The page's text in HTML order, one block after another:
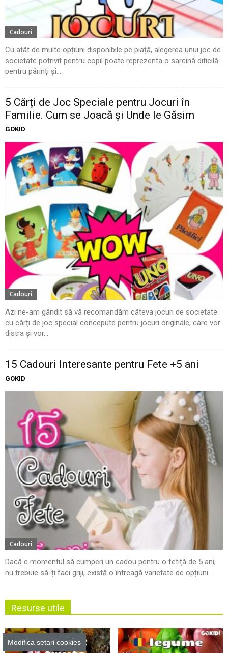
Cadouri
Cu atât de multe opțiuni disponibile pe piață, alegerea unui joc de
societate potrivit pentru copil poate reprezenta o sarcină dificilă
pentru părinți și...
5 Cărți de Joc Speciale pentru Jocuri în
Familie. Cum se Joacă și Unde le Găsim
GOKID
Cadouri
Azi ne-am gândit să vă recomandăm câteva jocuri de societate
cu cărți de joc special concepute pentru jocuri originale, care vor
distra și vor...
15 Cadouri Interesante pentru Fete +5 ani
GOKID
Cadouri
Dacă e momentul să cumperi un cadou pentru o fetiță de 5 ani,
nu trebuie să-ți faci griji, există o întreagă varietate de opțiuni...
Resurse utile
Modifica setari cookies